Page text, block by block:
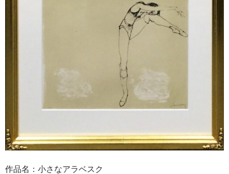
作品名：小さなアラベスク